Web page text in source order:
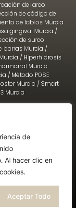
de
Al hacer clic en
Aceptar Todo
del arco
de código de
de labios Murcia
gingival Murcia /
de surco
barras Murcia /
/ Hiperhidrosis
Murcia
/ Método POSE
Murcia / Smart
Murcia
Diseño:
LEGAL
DE COOKIES